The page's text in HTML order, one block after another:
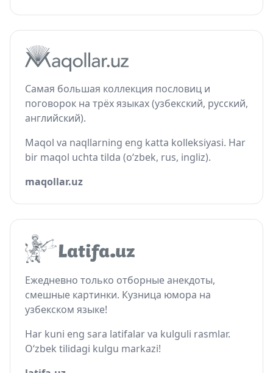
Самая большая коллекция пословиц и
поговорок на трёх языках (узбекский, русский,
английский).
Maqol va naqllarning eng katta kolleksiyasi. Har
bir maqol uchta tilda (o‘zbek, rus, ingliz).
maqollar.uz
Ежедневно только отборные анекдоты,
смешные картинки. Кузница юмора на
узбекском языке!
Har kuni eng sara latifalar va kulguli rasmlar.
O‘zbek tilidagi kulgu markazi!